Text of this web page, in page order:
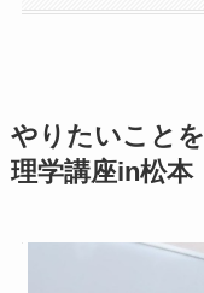
やりたいこと
理学講座in松本